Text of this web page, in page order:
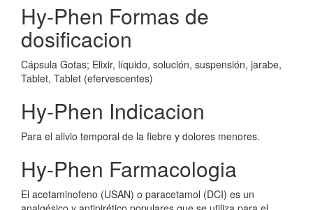
Hy-Phen Formas de
dosificacion
Cápsula Gotas; Elixir, líquido, solución, suspensión, jarabe,
Tablet, Tablet (efervescentes)
Hy-Phen Indicacion
Para el alivio temporal de la fiebre y dolores menores.
Hy-Phen Farmacologia
El acetaminofeno (USAN) o paracetamol (DCI) es un